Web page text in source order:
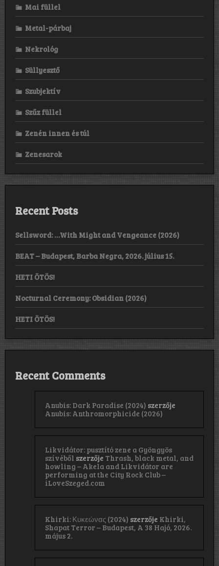
Mai füllel
Metal-párbaj
Nekrológ
Süllyesztő
Szubjektív
Szűz füllel
Zenén innen és túl
Zenesarok
Recent Posts
Sellsword: …With Might and Vengeance (2026)
BEAT – Budapest, Barba Negra, 2026. július 15.
HETI ÖTÖS!
Nocturnal Ceremony: Obsidian (2026)
HETI ÖTÖS!
Recent Comments
Anubis: Dark Paradise (2024) szerzője
Anubis: Anthromorphicide (2026)
Likvidátor: pusztító zene a Gyöngyös
szívéből szerzője Thrash, black metal, and
howling – Akela and Likvidátor are
performing at the City Rock Club –
iLoveSzeged.com
Khirki: Κ​υ​κ​ε​ώ​ν​α​ς (2024) szerzője Khirki,
Shapat Terror – Budapest, A 38 Hajó, 2026.
május 2.